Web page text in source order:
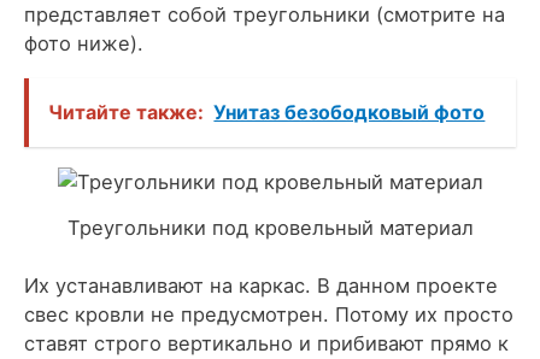
представляет собой треугольники (смотрите на
фото ниже).
Читайте также: Унитаз безободковый фото
Треугольники под кровельный материал
Их устанавливают на каркас. В данном проекте
свес кровли не предусмотрен. Потому их просто
ставят строго вертикально и прибивают прямо к